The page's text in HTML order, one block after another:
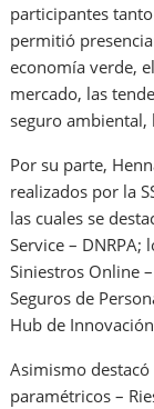
participantes
permitió
economía verde,
mercado, las
seguro ambiental,
Por su parte,
realizados por la
las cuales se
Service –
Siniestros Online
Seguros de
Hub de Innovación
Asimismo
paramétricos –